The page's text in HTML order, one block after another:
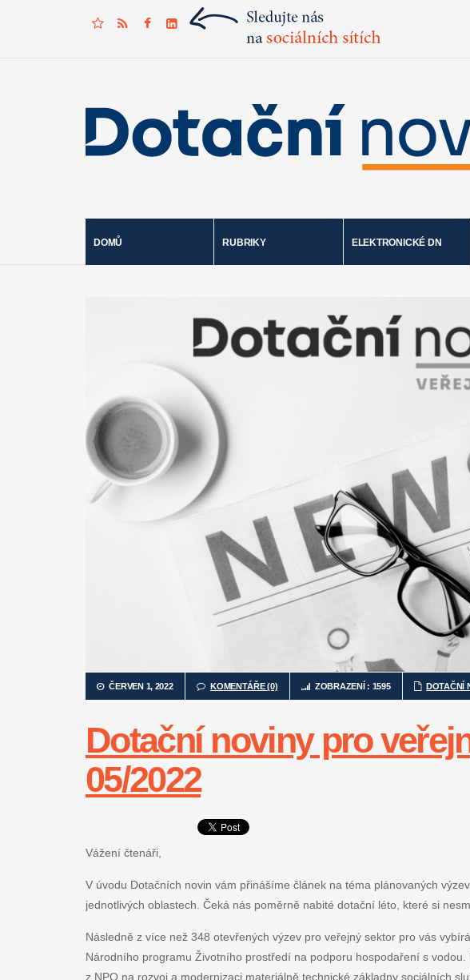
DOMŮ RUBRIKY ELEKTRONICKÉ DN
ČERVEN 1, 2022 KOMENTÁŘE (0) ZOBRAZENÍ : 1595 DOTAČNÍ
Dotační noviny pro
05/2022
Vážení čtenáři,
V úvodu Dotačních novin vám přinášíme článek na téma plánovaných
jednotlivých oblastech. Čeká nás poměrně nabité dotační léto, které si
Následně z více než 348 otevřených výzev pro veřejný sektor pro vás
Národního programu Životního prostředí na podporu hospodaření s
z NPO na rozvoj a modernizaci materiálně technické základny sociálních